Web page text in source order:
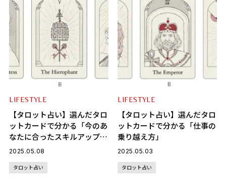
LIFESTYLE
【タロット占い】選んだタロ
ットカードで分かる「今のあ
なたに合ったスキルアップ方
法」
2025.05.08
タロット占い
LIFESTYLE
【タロット占い】選んだタロ
ットカードで分かる「仕事の
乗り越え方」
2025.05.03
タロット占い